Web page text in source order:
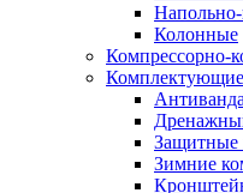
Колонные
Компрессорно-
Защитные
Зимние